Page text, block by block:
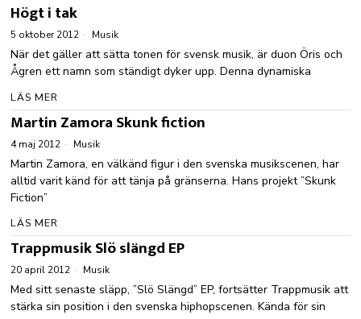
Högt i tak
5 oktober 2012 Musik
När det gäller att sätta tonen för svensk musik, är duon Öris och
Ågren ett namn som ständigt dyker upp. Denna dynamiska
LÄS MER
Martin Zamora Skunk fiction
4 maj 2012 Musik
Martin Zamora, en välkänd figur i den svenska musikscenen, har
alltid varit känd för att tänja på gränserna. Hans projekt ”Skunk
Fiction”
LÄS MER
Trappmusik Slö slängd EP
20 april 2012 Musik
Med sitt senaste släpp, ”Slö Slängd” EP, fortsätter Trappmusik att
stärka sin position i den svenska hiphopscenen. Kända för sin